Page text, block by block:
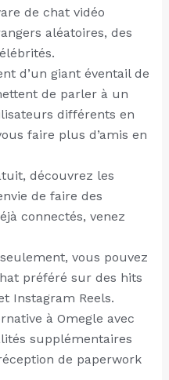
de chat vidéo
aléatoires, des
d’un giant éventail de
de parler à un
différents en
faire plus d’amis en
découvrez les
de faire des
connectés, venez
vous pouvez
préféré sur des hits
Instagram Reels.
à Omegle avec
supplémentaires
de paperwork